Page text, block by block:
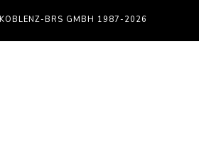
BRS GMBH 1987-2026